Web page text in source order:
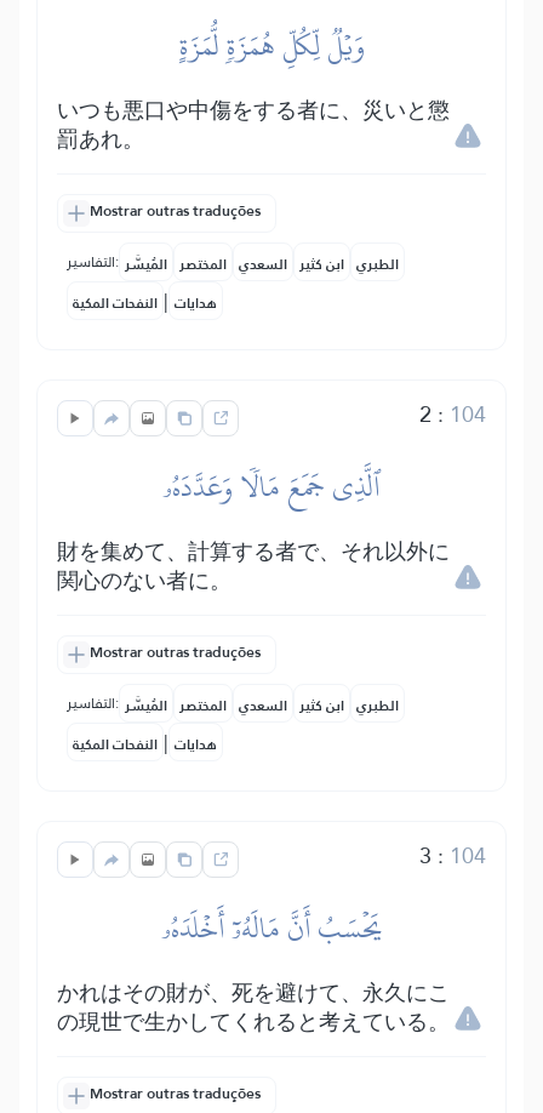
وَيۡلٞ لِّكُلِّ هُمَزَةٖ لُّمَزَةٍ
いつも悪口や中傷をする者に、災いと懲
罰あれ。
Mostrar outras traduções
التفاسير: المُيسَّر المختصر السعدي ابن كثير الطبري
النفحات المكية | هدايات
2 : 104
ٱلَّذِي جَمَعَ مَالٗا وَعَدَّدَهُۥ
財を集めて、計算する者で、それ以外に
関心のない者に。
Mostrar outras traduções
التفاسير: المُيسَّر المختصر السعدي ابن كثير الطبري
النفحات المكية | هدايات
3 : 104
يَحۡسَبُ أَنَّ مَالَهُۥٓ أَخۡلَدَهُۥ
かれはその財が、死を避けて、永久にこ
の現世で生かしてくれると考えている。
Mostrar outras traduções